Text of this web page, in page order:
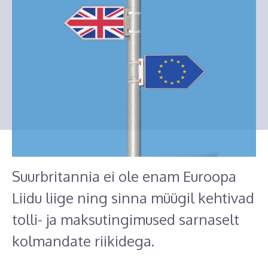
Suurbritannia ei ole enam Euroopa
Liidu liige ning sinna müügil kehtivad
tolli- ja maksutingimused sarnaselt
kolmandate riikidega.